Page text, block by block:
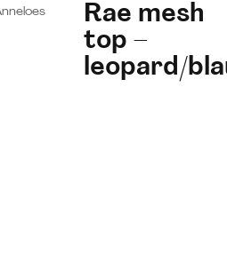
Rae mesh
top –
leopard/